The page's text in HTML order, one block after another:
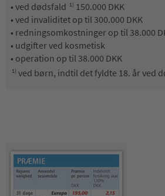
• ved dødsfald 1) 150.000 DKK
• ved invaliditet op til 300.000 DKK
• redningsomkostninger op til 38.000
• udgifter ved kosmetisk
• operation op til 38.000 DKK
1) ved børn, indtil det fyldte 18. år ved